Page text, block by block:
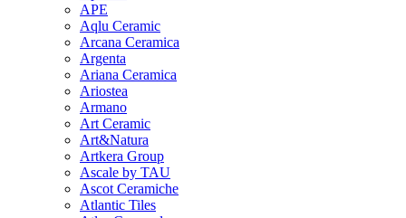
APE
Aqlu Ceramic
Arcana Ceramica
Argenta
Ariana Ceramica
Ariostea
Armano
Art Ceramic
Art&Natura
Artkera Group
Ascale by TAU
Ascot Ceramiche
Atlantic Tiles